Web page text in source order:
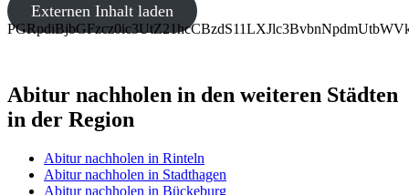
Externen Inhalt laden
Abitur nachholen in den weiteren Städten
in der Region
Abitur nachholen in Rinteln
Abitur nachholen in Stadthagen
Abitur nachholen in Bückeburg